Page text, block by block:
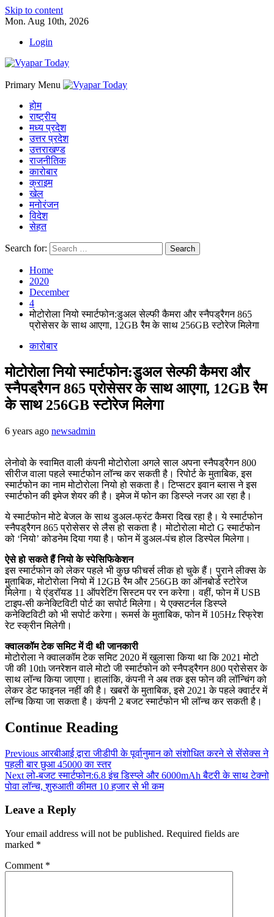
Skip to content
Mon. Aug 10th, 2026
Login
Primary Menu
होम
राष्ट्रीय
मध्य प्रदेश
उत्तर प्रदेश
उत्तराखण्ड
राजनीतिक
कारोबार
क्राइम
खेल
मनोरंजन
विदेश
सेहत
Search for:
Home
2020
December
4
मोटोरोला नियो स्मार्टफोन:डुअल सेल्फी कैमरा और स्नैपड्रैगन 865
प्रोसेसर के साथ आएगा, 12GB रैम के साथ 256GB स्टोरेज मिलेगा
कारोबार
मोटोरोला नियो स्मार्टफोन:डुअल सेल्फी कैमरा और
स्नैपड्रैगन 865 प्रोसेसर के साथ आएगा, 12GB रैम
के साथ 256GB स्टोरेज मिलेगा
6 years ago newsadmin
लेनोवो के स्वामित वाली कंपनी मोटोरोला अगले साल अपना स्नैपड्रैगन 800
सीरीज वाला पहले स्मार्टफोन लॉन्च कर सकती है। रिपोर्ट के मुताबिक, इस
स्मार्टफोन का नाम मोटोरोला नियो हो सकता है। टिप्सटर इवान ब्लास ने इस
स्मार्टफोन की इमेज शेयर की है। इमेज में फोन का डिस्प्ले नजर आ रहा है।
ये स्मार्टफोन मोटे बेजल के साथ डुअल-फ्रंट कैमरा दिख रहा है। ये स्मार्टफोन
स्नैपड्रैगन 865 प्रोसेसर से लैस हो सकता है। मोटोरोला मोटो G स्मार्टफोन
को ‘नियो’ कोडनेम दिया गया है। फोन में डुअल-पंच होल डिस्पेल मिलेगा।
ऐसे हो सकते हैं नियो के स्पेसिफिकेशन
इस स्मार्टफोन को लेकर पहले भी कुछ फीचर्स लीक हो चुके हैं। पुराने लीक्स के
मुताबिक, मोटोरोला नियो में 12GB रैम और 256GB का ऑनबोर्ड स्टोरेज
मिलेगा। ये एंड्रॉयड 11 ऑपरेटिंग सिस्टम पर रन करेगा। वहीं, फोन में USB
टाइप-सी कनेक्टिविटी पोर्ट का सपोर्ट मिलेगा। ये एक्सटर्नल डिस्प्ले
कनेक्टिविटी को भी सपोर्ट करेगा। रूमर्स के मुताबिक, फोन में 105Hz रिफ्रेश
रेट स्क्रीन मिलेगी।
क्वालकॉम टेक समिट में दी थी जानकारी
मोटोरोला ने क्वालकॉम टेक समिट 2020 में खुलासा किया था कि 2021 मोटो
जी की 10th जनरेशन वाले मोटो जी स्मार्टफोन को स्नैपड्रैगन 800 प्रोसेसर के
साथ लॉन्च किया जाएगा। हालांकि, कंपनी ने अब तक इस फोन की लॉन्चिंग को
लेकर डेट फाइनल नहीं की है। खबरों के मुताबिक, इसे 2021 के पहले क्वार्टर में
लॉन्च किया जा सकता है। कंपनी 2 बजट स्मार्टफोन भी लॉन्च कर सकती है।
Continue Reading
Previous आरबीआई द्वारा जीडीपी के पूर्वानुमान को संशोधित करने से सेंसेक्स ने
पहली बार छुआ 45000 का स्तर
Nextलो-बजट स्मार्टफोन:6.8 इंच डिस्प्ले और 6000mAh बैटरी के साथ टेक्नो
पोवा लॉन्च, शुरुआती कीमत 10 हजार से भी कम
Leave a Reply
Your email address will not be published. Required fields are
marked *
Comment *